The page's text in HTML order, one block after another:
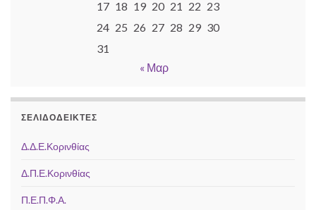
17 18 19 20 21 22 23
24 25 26 27 28 29 30
31
« Μαρ
ΣΕΛΙΔΟΔΕΊΚΤΕΣ
Δ.Δ.Ε.Κορινθίας
Δ.Π.Ε.Κορινθίας
Π.Ε.Π.Φ.Α.